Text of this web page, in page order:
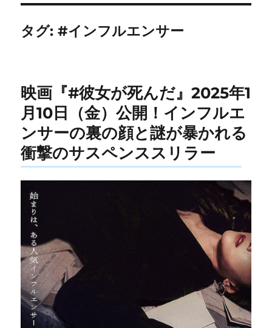
タグ:#インフルエンサー
映画『#彼女が死んだ』2025年1
月10日（金）公開！インフルエ
ンサーの裏の顔と謎が暴かれる
衝撃のサスペンススリラー